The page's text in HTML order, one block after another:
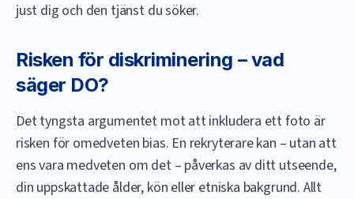
just dig och den tjänst du söker.
Risken för diskriminering – vad
säger DO?
Det tyngsta argumentet mot att inkludera ett foto är
risken för omedveten bias. En rekryterare kan – utan att
ens vara medveten om det – påverkas av ditt utseende,
din uppskattade ålder, kön eller etniska bakgrund. Allt